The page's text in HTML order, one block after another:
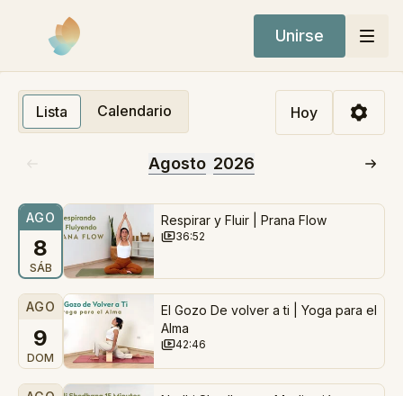
Unirse
Lista Calendario
Agosto 2026
Hoy
AGO
8
SÁB
Respirar y Fluir | Prana Flow
36:52
AGO
9
DOM
El Gozo De volver a ti | Yoga para el
Alma
42:46